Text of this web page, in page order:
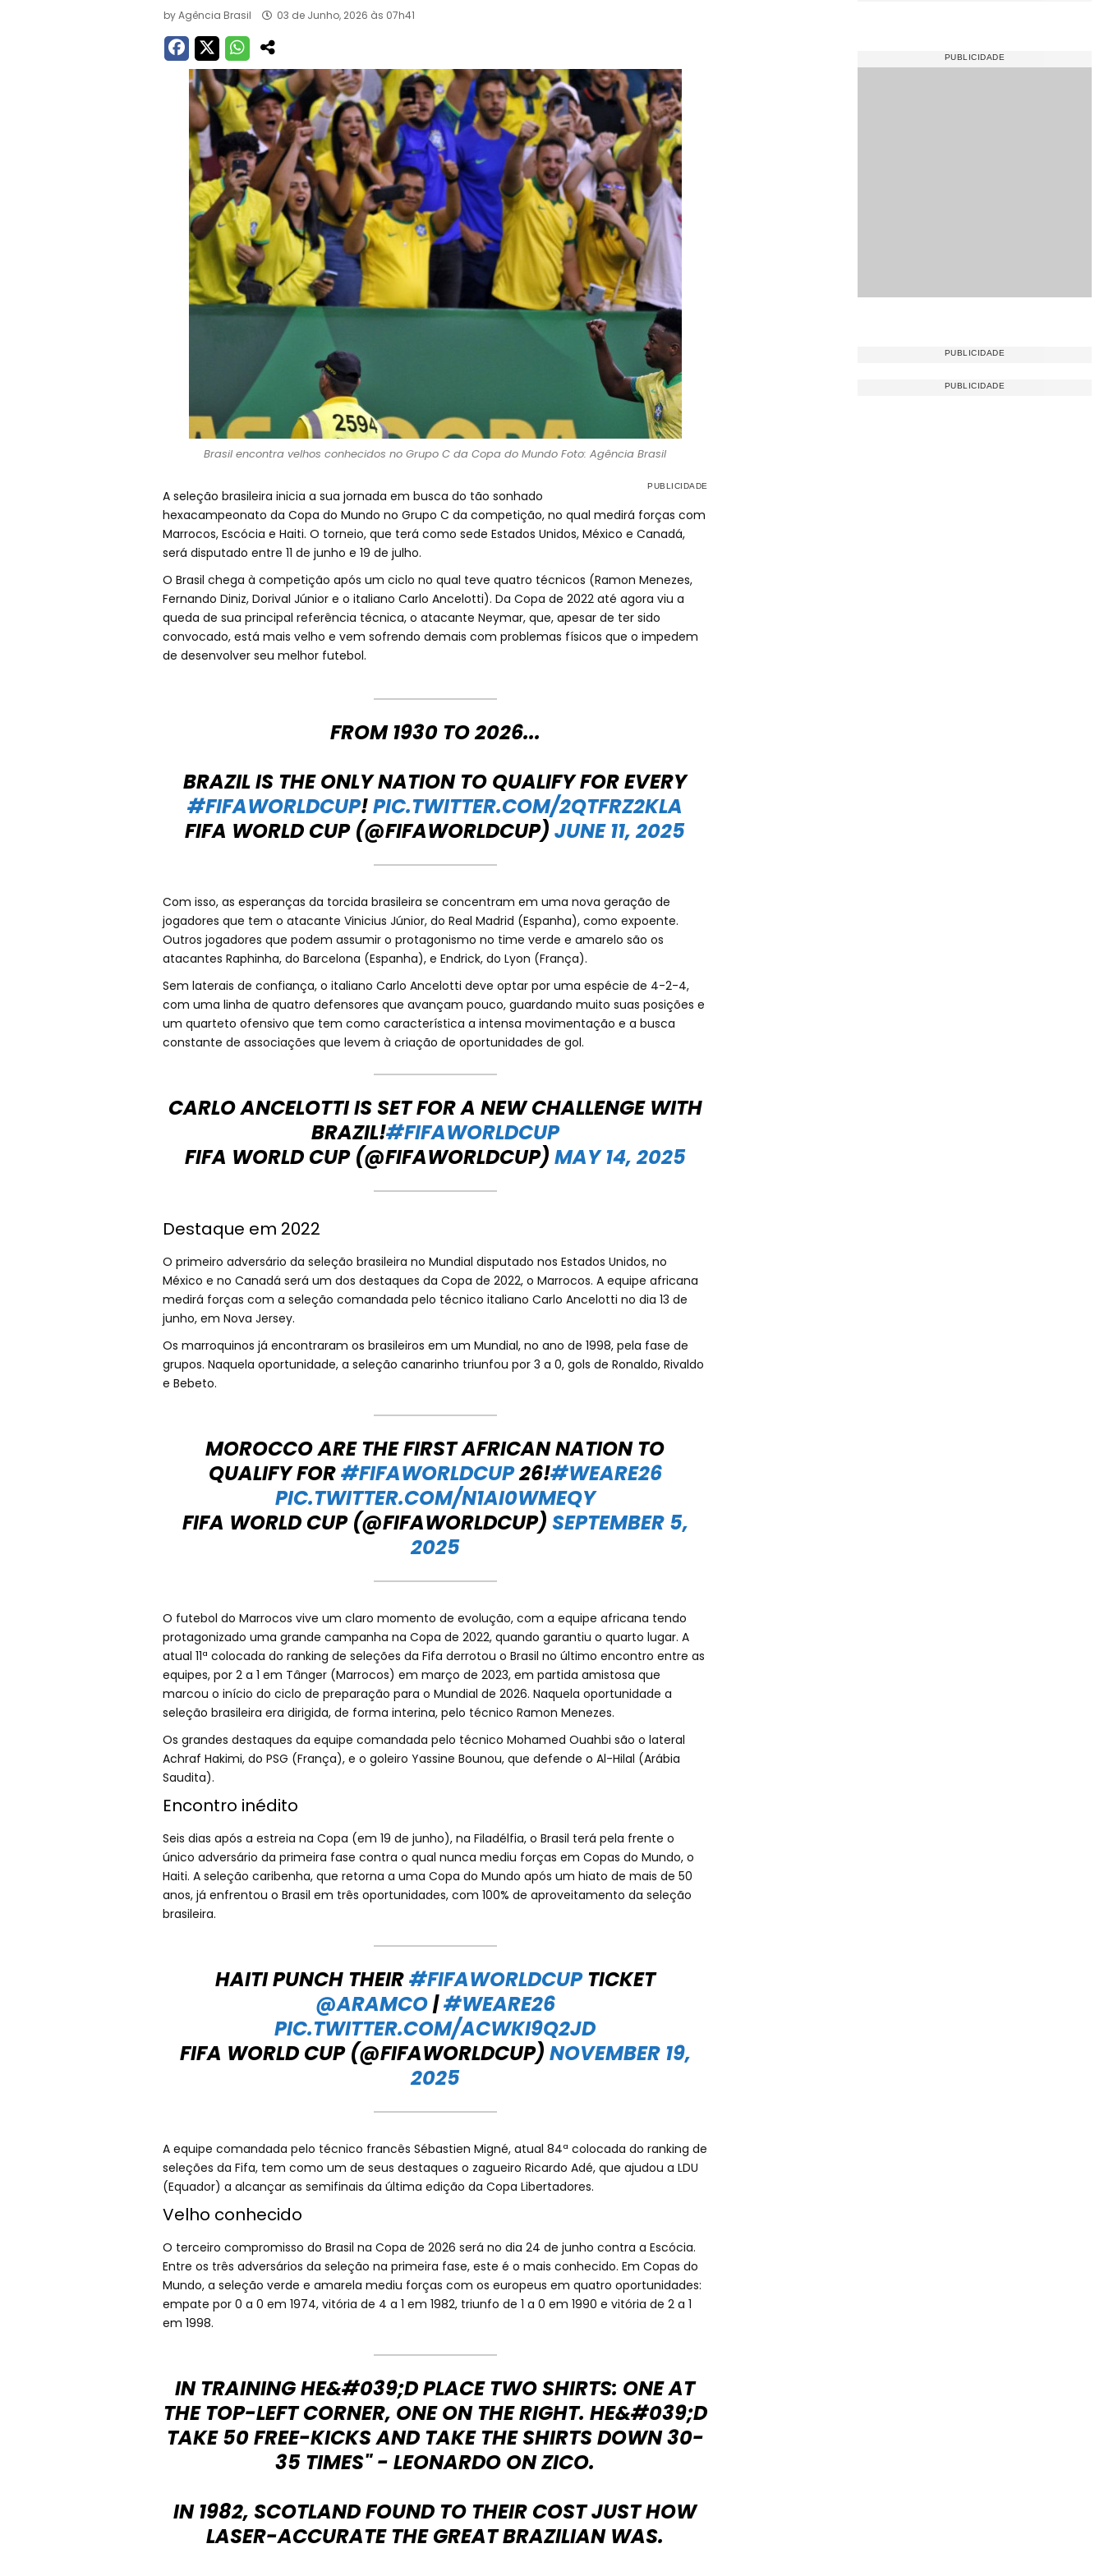
byAgência Brasil 03 de Junho, 2026 às 07h41
Brasil encontra velhos conhecidos no Grupo C da Copa do Mundo Foto: Agência Brasil
A seleção brasileira inicia a sua jornada em busca do tão sonhado
hexacampeonato da Copa do Mundo no Grupo C da competição, no qual medirá forças com
Marrocos, Escócia e Haiti. O torneio, que terá como sede Estados Unidos, México e Canadá,
será disputado entre 11 de junho e 19 de julho.
O Brasil chega à competição após um ciclo no qual teve quatro técnicos (Ramon Menezes,
Fernando Diniz, Dorival Júnior e o italiano Carlo Ancelotti). Da Copa de 2022 até agora viu a
queda de sua principal referência técnica, o atacante Neymar, que, apesar de ter sido
convocado, está mais velho e vem sofrendo demais com problemas físicos que o impedem
de desenvolver seu melhor futebol.
FROM 1930 TO 2026...
BRAZIL IS THE ONLY NATION TO QUALIFY FOR EVERY
#FIFAWORLDCUP!PIC.TWITTER.COM/2QTFRZ2KLA
FIFA WORLD CUP (@FIFAWORLDCUP) JUNE 11, 2025
Com isso, as esperanças da torcida brasileira se concentram em uma nova geração de
jogadores que tem o atacante Vinicius Júnior, do Real Madrid (Espanha), como expoente.
Outros jogadores que podem assumir o protagonismo no time verde e amarelo são os
atacantes Raphinha, do Barcelona (Espanha), e Endrick, do Lyon (França).
Sem laterais de confiança, o italiano Carlo Ancelotti deve optar por uma espécie de 4-2-4,
com uma linha de quatro defensores que avançam pouco, guardando muito suas posições e
um quarteto ofensivo que tem como característica a intensa movimentação e a busca
constante de associações que levem à criação de oportunidades de gol.
CARLO ANCELOTTI IS SET FOR A NEW CHALLENGE WITH
BRAZIL!#FIFAWORLDCUP
FIFA WORLD CUP (@FIFAWORLDCUP) MAY 14, 2025
Destaque em 2022
O primeiro adversário da seleção brasileira no Mundial disputado nos Estados Unidos, no
México e no Canadá será um dos destaques da Copa de 2022, o Marrocos. A equipe africana
medirá forças com a seleção comandada pelo técnico italiano Carlo Ancelotti no dia 13 de
junho, em Nova Jersey.
Os marroquinos já encontraram os brasileiros em um Mundial, no ano de 1998, pela fase de
grupos. Naquela oportunidade, a seleção canarinho triunfou por 3 a 0, gols de Ronaldo, Rivaldo
e Bebeto.
MOROCCO ARE THE FIRST AFRICAN NATION TO
QUALIFY FOR#FIFAWORLDCUP26!#WEARE26
PIC.TWITTER.COM/N1AI0WMEQY
FIFA WORLD CUP (@FIFAWORLDCUP) SEPTEMBER 5,
2025
O futebol do Marrocos vive um claro momento de evolução, com a equipe africana tendo
protagonizado uma grande campanha na Copa de 2022, quando garantiu o quarto lugar. A
atual 11ª colocada do ranking de seleções da Fifa derrotou o Brasil no último encontro entre as
equipes, por 2 a 1 em Tânger (Marrocos) em março de 2023, em partida amistosa que
marcou o início do ciclo de preparação para o Mundial de 2026. Naquela oportunidade a
seleção brasileira era dirigida, de forma interina, pelo técnico Ramon Menezes.
Os grandes destaques da equipe comandada pelo técnico Mohamed Ouahbi são o lateral
Achraf Hakimi, do PSG (França), e o goleiro Yassine Bounou, que defende o Al-Hilal (Arábia
Saudita).
Encontro inédito
Seis dias após a estreia na Copa (em 19 de junho), na Filadélfia, o Brasil terá pela frente o
único adversário da primeira fase contra o qual nunca mediu forças em Copas do Mundo, o
Haiti. A seleção caribenha, que retorna a uma Copa do Mundo após um hiato de mais de 50
anos, já enfrentou o Brasil em três oportunidades, com 100% de aproveitamento da seleção
brasileira.
HAITI PUNCH THEIR#FIFAWORLDCUPTICKET
@ARAMCO|#WEARE26
PIC.TWITTER.COM/ACWKI9Q2JD
FIFA WORLD CUP (@FIFAWORLDCUP) NOVEMBER 19,
2025
A equipe comandada pelo técnico francês Sébastien Migné, atual 84ª colocada do ranking de
seleções da Fifa, tem como um de seus destaques o zagueiro Ricardo Adé, que ajudou a LDU
(Equador) a alcançar as semifinais da última edição da Copa Libertadores.
Velho conhecido
O terceiro compromisso do Brasil na Copa de 2026 será no dia 24 de junho contra a Escócia.
Entre os três adversários da seleção na primeira fase, este é o mais conhecido. Em Copas do
Mundo, a seleção verde e amarela mediu forças com os europeus em quatro oportunidades:
empate por 0 a 0 em 1974, vitória de 4 a 1 em 1982, triunfo de 1 a 0 em 1990 e vitória de 2 a 1
em 1998.
IN TRAINING HE&#039;D PLACE TWO SHIRTS: ONE AT
THE TOP-LEFT CORNER, ONE ON THE RIGHT. HE&#039;D
TAKE 50 FREE-KICKS AND TAKE THE SHIRTS DOWN 30-
35 TIMES" - LEONARDO ON ZICO.
IN 1982, SCOTLAND FOUND TO THEIR COST JUST HOW
LASER-ACCURATE THE GREAT BRAZILIAN WAS.